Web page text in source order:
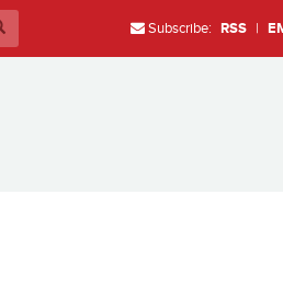
Subscribe: RSS |